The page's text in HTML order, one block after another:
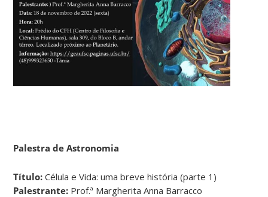
Palestra de Astronomia
Título: Célula e Vida: uma breve história (parte 1)
Palestrante: Prof.ª Margherita Anna Barracco